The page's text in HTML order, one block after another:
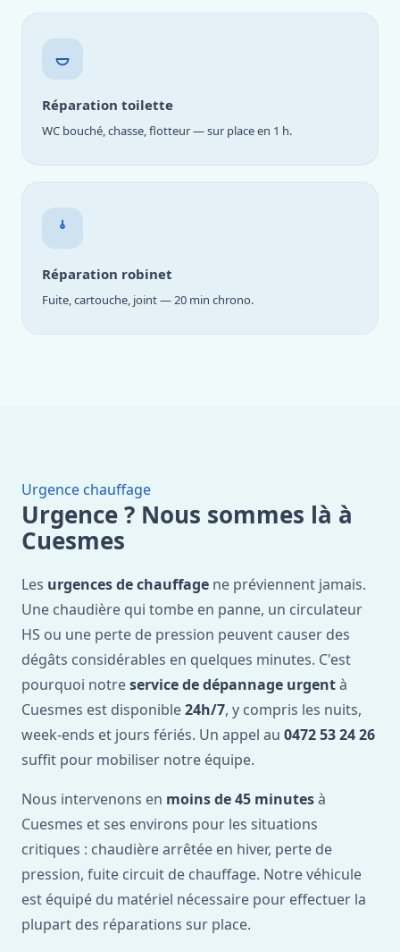
Réparation toilette
WC bouché, chasse, flotteur — sur place en 1 h.
Réparation robinet
Fuite, cartouche, joint — 20 min chrono.
Urgence chauffage
Urgence ? Nous sommes là à
Cuesmes
Les urgences de chauffage ne préviennent jamais.
Une chaudière qui tombe en panne, un circulateur
HS ou une perte de pression peuvent causer des
dégâts considérables en quelques minutes. C'est
pourquoi notreservice de dépannage urgentà
Cuesmes est disponible24h/7, y compris les nuits,
week-ends et jours fériés. Un appel au 0472 53 24 26
suffit pour mobiliser notre équipe.
Nous intervenons en moins de 45 minutesà
Cuesmes et ses environs pour les situations
critiques : chaudière arrêtée en hiver, perte de
pression, fuite circuit de chauffage. Notre véhicule
est équipé du matériel nécessaire pour effectuer la
plupart des réparations sur place.